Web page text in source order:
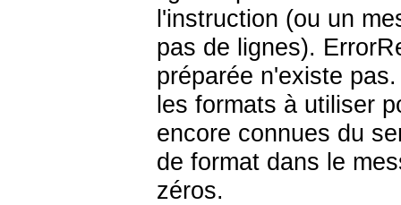
l'instruction (ou un
pas de lignes).
préparée n'existe
les formats à utiliser
encore connues du
de format dans le
zéros.